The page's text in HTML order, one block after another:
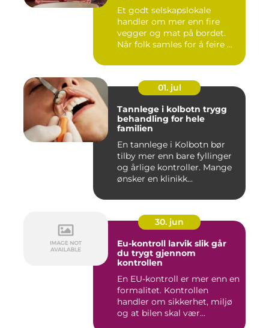
Et godt selskapslokale
handler om mer enn fire
vegger og mat på bordet.
Når folk samles for å feire ...
01. jul
Tannlege i kolbotn trygg
behandling for hele
familien
En tannlege i Kolbotn bør
tilby mer enn bare fyllinger
og årlige kontroller. Mange
ønsker en klinikk...
30. jun
Eu-kontroll larvik slik går
du trygt gjennom
kontrollen
En EU-kontroll er mer enn en
formalitet. Kontrollen
handler om sikkerhet, miljø
og at bilen skal vær...